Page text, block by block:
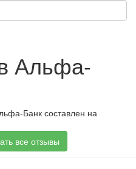
Альфа-
Банк составлен на
все отзывы